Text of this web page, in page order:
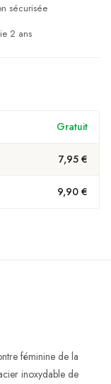
sécurisée
2 ans
Gratuit
7,95 €
9,90 €
féminine de la
inoxydable de